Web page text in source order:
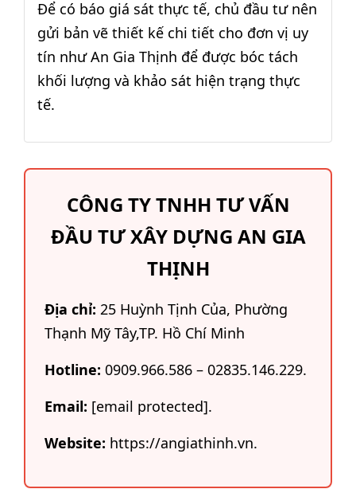
Để có báo giá sát thực tế, chủ đầu tư nên
gửi bản vẽ thiết kế chi tiết cho đơn vị uy
tín như An Gia Thịnh để được bóc tách
khối lượng và khảo sát hiện trạng thực
tế.
CÔNG TY TNHH TƯ VẤN
ĐẦU TƯ XÂY DỰNG AN GIA
THỊNH
Địa chỉ: 25 Huỳnh Tịnh Của, Phường
Thạnh Mỹ Tây,TP. Hồ Chí Minh
Hotline: 0909.966.586 – 02835.146.229.
Email: [email protected].
Website: https://angiathinh.vn.